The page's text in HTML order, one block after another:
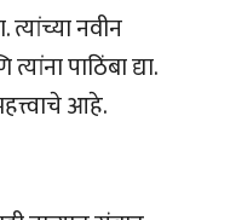
नवीन
पाठिंबा द्या.
आहे.